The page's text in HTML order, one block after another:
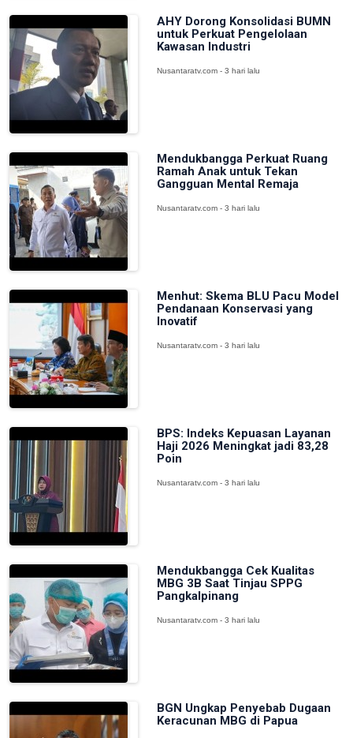
AHY Dorong Konsolidasi BUMN
untuk Perkuat Pengelolaan
Kawasan Industri
Nusantaratv.com - 3 hari lalu
Mendukbangga Perkuat Ruang
Ramah Anak untuk Tekan
Gangguan Mental Remaja
Nusantaratv.com - 3 hari lalu
Menhut: Skema BLU Pacu Model
Pendanaan Konservasi yang
Inovatif
Nusantaratv.com - 3 hari lalu
BPS: Indeks Kepuasan Layanan
Haji 2026 Meningkat jadi 83,28
Poin
Nusantaratv.com - 3 hari lalu
Mendukbangga Cek Kualitas
MBG 3B Saat Tinjau SPPG
Pangkalpinang
Nusantaratv.com - 3 hari lalu
BGN Ungkap Penyebab Dugaan
Keracunan MBG di Papua